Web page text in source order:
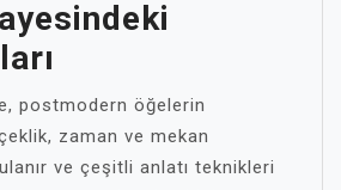
postmodern öğelerin
zaman ve mekan
ve çeşitli anlatı teknikleri